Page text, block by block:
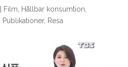
Film Hållbar konsumtion
Publikationer, Resa